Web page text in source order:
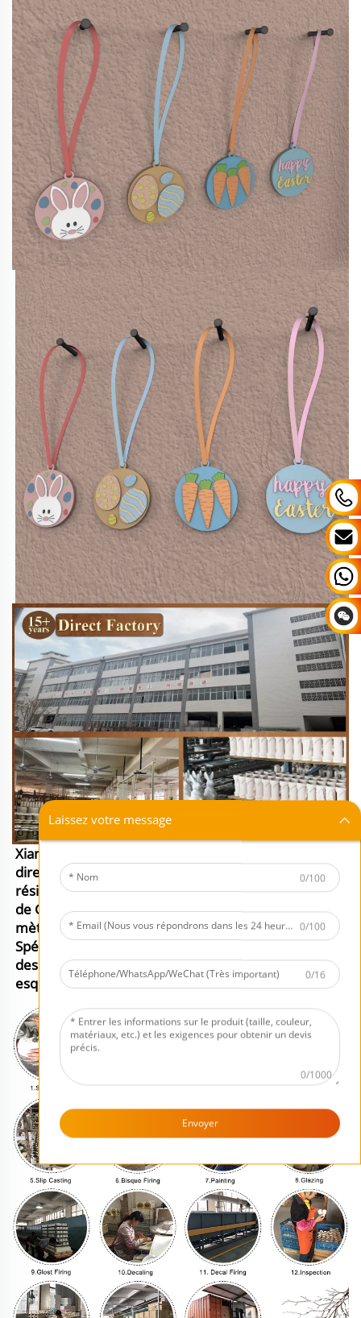
Xiamen Mornsun Industrial Co., LTD est une usine
directe fabriquant des articles en céramique et
résine depuis plusieurs années. Située à Dehua, ville
de Chine, notre usine couvre une superficie de 8000
mètres carrés.
Spécialement, nous sommes capables de développer
des projets OEM, en créant des moules à partir des
esquisses ou dessins fournis par les clients.
Laissez votre message
0/100
0/100
0/16
0/1000
Envoyer